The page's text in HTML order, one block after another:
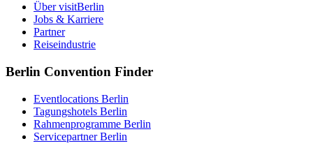
Über visitBerlin
Jobs & Karriere
Partner
Reiseindustrie
Berlin Convention Finder
Eventlocations Berlin
Tagungshotels Berlin
Rahmenprogramme Berlin
Servicepartner Berlin